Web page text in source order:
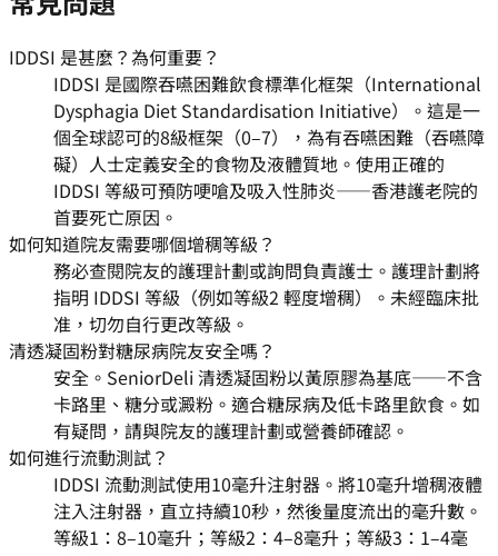
IDDSI 是甚麼？為何重要？
IDDSI 是國際吞嚥困難飲食標準化框架（International
Dysphagia Diet Standardisation Initiative）。這是一
個全球認可的8級框架（0–7），為有吞嚥困難（吞嚥障
礙）人士定義安全的食物及液體質地。使用正確的
IDDSI 等級可預防哽嗆及吸入性肺炎——香港護老院的
首要死亡原因。
如何知道院友需要哪個增稠等級？
務必查閱院友的護理計劃或詢問負責護士。護理計劃將
指明 IDDSI 等級（例如等級2 輕度增稠）。未經臨床批
准，切勿自行更改等級。
清透凝固粉對糖尿病院友安全嗎？
安全。SeniorDeli 清透凝固粉以黃原膠為基底——不含
卡路里、糖分或澱粉。適合糖尿病及低卡路里飲食。如
有疑問，請與院友的護理計劃或營養師確認。
如何進行流動測試？
IDDSI 流動測試使用10毫升注射器。將10毫升增稠液體
注入注射器，直立持續10秒，然後量度流出的毫升數。
等級1：8–10毫升；等級2：4–8毫升；等級3：1–4毫